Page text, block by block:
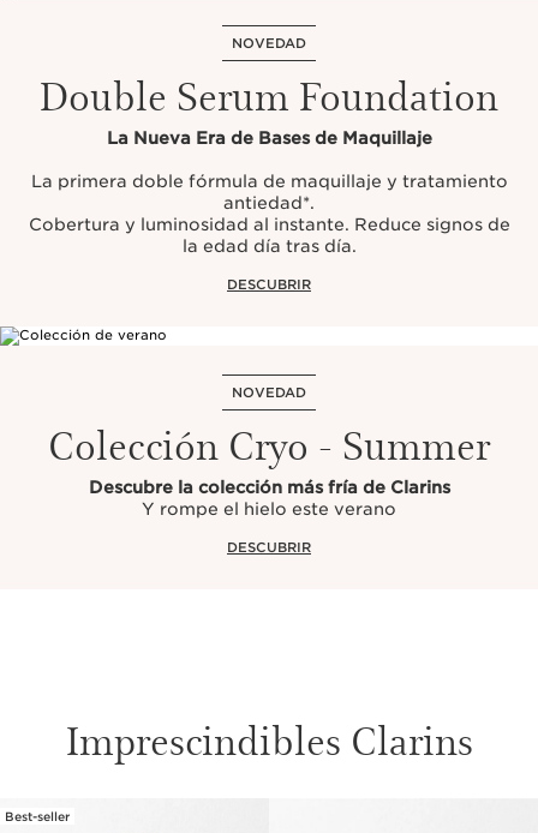
NOVEDAD
Double Serum Foundation
La Nueva Era de Bases de Maquillaje
La primera doble fórmula de maquillaje y tratamiento
antiedad*.
Cobertura y luminosidad al instante. Reduce signos de
la edad día tras día.
DESCUBRIR
NOVEDAD
Colección Cryo - Summer
Descubre la colección más fría de Clarins
Y rompe el hielo este verano
DESCUBRIR
Imprescindibles Clarins
Best-seller